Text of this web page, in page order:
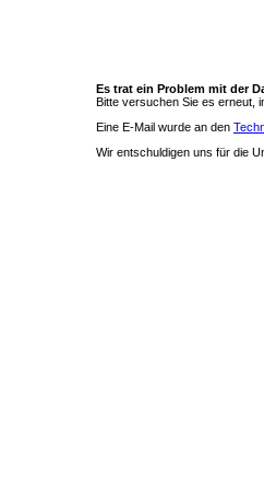
Es trat ein Problem mit der
Bitte versuchen Sie es erneut,
Eine E-Mail wurde an den
Wir entschuldigen uns für die